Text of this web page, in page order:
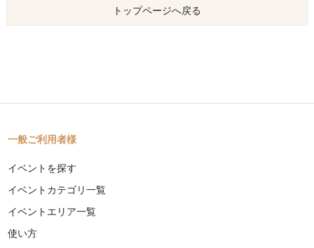
トップページへ戻る
一般ご利用者様
イベントを探す
イベントカテゴリ一覧
イベントエリア一覧
使い方